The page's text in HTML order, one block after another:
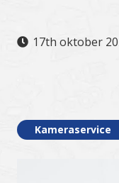
17th oktober
Kameraservice